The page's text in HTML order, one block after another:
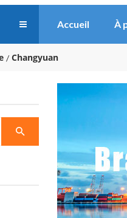
Accueil À
Changyuan